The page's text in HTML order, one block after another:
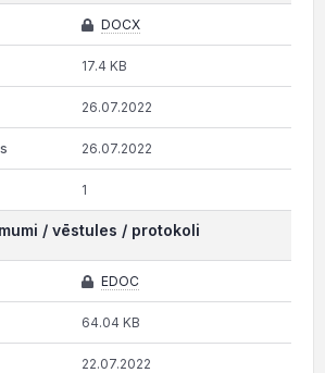
DOCX
17.4 KB
26.07.2022
26.07.2022
1
/ vēstules / protokoli
EDOC
64.04 KB
22.07.2022